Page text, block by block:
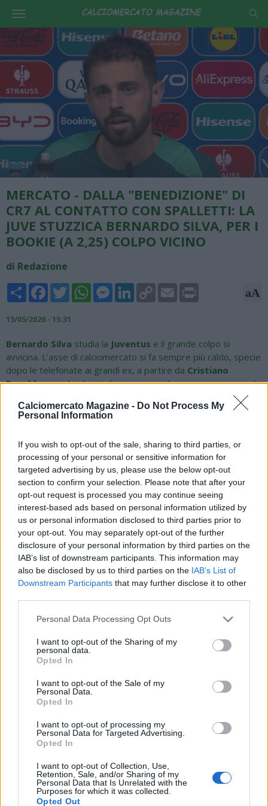
Calciomercato Magazine - Do Not Process My
Personal Information
If you wish to opt-out of the sale, sharing to third parties, or
processing of your personal or sensitive information for
targeted advertising by us, please use the below opt-out
section to confirm your selection. Please note that after your
opt-out request is processed you may continue seeing
interest-based ads based on personal information utilized by
us or personal information disclosed to third parties prior to
your opt-out. You may separately opt-out of the further
disclosure of your personal information by third parties on the
IAB’s list of downstream participants. This information may
also be disclosed by us to third parties on the IAB’s List of
Downstream Participants that may further disclose it to other
Personal Data Processing Opt Outs
I want to opt-out of the Sharing of my
personal data.
Opted In
I want to opt-out of the Sale of my
Personal Data.
Opted In
I want to opt-out of processing my
Personal Data for Targeted Advertising.
Opted In
I want to opt-out of Collection, Use,
Retention, Sale, and/or Sharing of my
Personal Data that Is Unrelated with the
Purposes for which it was collected.
Opted Out
MERCATO - DALLA "BENEDIZIONE" DI
CR7 AL CONTATTO CON SPALLETTI: LA
JUVE STUZZICA BERNARDO SILVA, PER I
BOOKIE (A 2,25) COLPO VICINO
di Redazione
Share FacebookTwitterWhatsAppMessengerLinkedInCopy
Link
Email aA
13/05/2026 - 15:31
Bernardo Silva studia la Juventus e il grande colpo si
avvicina. L’asse di calciomercato si fa sempre più caldo, specie
dopo le telefonate ai grandi ex, a partire da Cristiano
Ronaldo, per chiedere informazioni sui bianconeri e ricevendo
Agipronews, secondo i betting analyst diSisaleSnai
rende
più concreta la possibilità che si concretizzi il trasferimento,
centrocampista portoghese è in cima alla lista dei desideri di
Luciano Spalletti; lo stesso tecnico della Juve, infatti, aveva
avuto un colloquio telefonico con Bernardo Silva, e anche
anche pochi giorni fa ha ribadito la necessità di avere un
fantasista con le sue caratteristiche e la sua visione di gioco.
La Juventus studia Bernardo Silva, e Bernardo Silva studia la
Juventus: un colpo che diventa sempre più concreto.
VAI ALLA VERSIONE CLASSICA
Il materiale (testo, foto e video) consultabile in questo portale è di nostra proprietà.